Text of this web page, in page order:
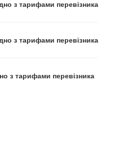
з тарифами перевізника
з тарифами перевізника
з тарифами перевізника